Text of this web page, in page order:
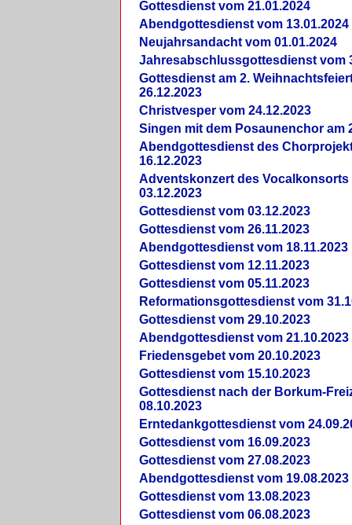
Gottesdienst vom 21.01.2024
Abendgottesdienst vom 13.01.2024
Neujahrsandacht vom 01.01.2024
Jahresabschlussgottesdienst vom
Gottesdienst am 2.
26.12.2023
Christvesper vom 24.12.2023
Singen mit dem Posaunenchor am
Abendgottesdienst des
16.12.2023
Adventskonzert des Vocalkonsorts
03.12.2023
Gottesdienst vom 03.12.2023
Gottesdienst vom 26.11.2023
Abendgottesdienst vom 18.11.2023
Gottesdienst vom 12.11.2023
Gottesdienst vom 05.11.2023
Reformationsgottesdienst vom
Gottesdienst vom 29.10.2023
Abendgottesdienst vom 21.10.2023
Friedensgebet vom 20.10.2023
Gottesdienst vom 15.10.2023
Gottesdienst nach der Borkum-
08.10.2023
Erntedankgottesdienst vom
Gottesdienst vom 16.09.2023
Gottesdienst vom 27.08.2023
Abendgottesdienst vom 19.08.2023
Gottesdienst vom 13.08.2023
Gottesdienst vom 06.08.2023